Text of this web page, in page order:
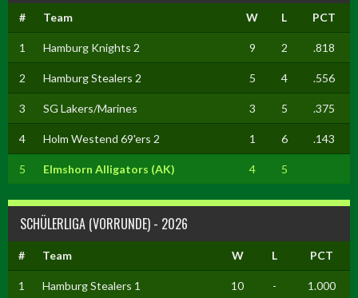
# Team W L PCT
1 Hamburg Knights 2 9 2 .818
2 Hamburg Stealers 2 5 4 .556
3 SG Lakers/Marines 3 5 .375
4 Holm Westend 69'ers 2 1 6 .143
5 Elmshorn Alligators (AK) 4 5
SCHÜLERLIGA (VORRUNDE) - 2026
# Team W L PCT
1 Hamburg Stealers 1 10 - 1.000